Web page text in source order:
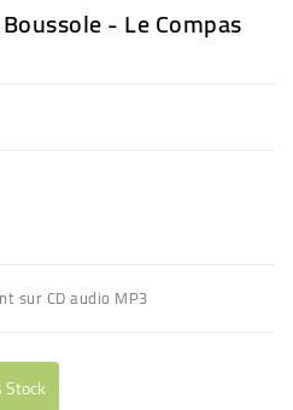
- Le Compas
sur CD audio MP3
Stock